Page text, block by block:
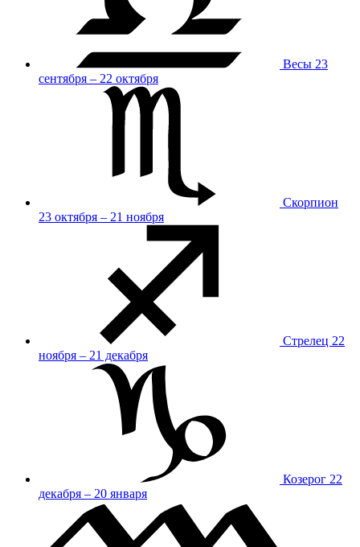
Весы 23
сентября – 22 октября
Скорпион
23 октября – 21 ноября
Стрелец 22
ноября – 21 декабря
Козерог 22
декабря – 20 января